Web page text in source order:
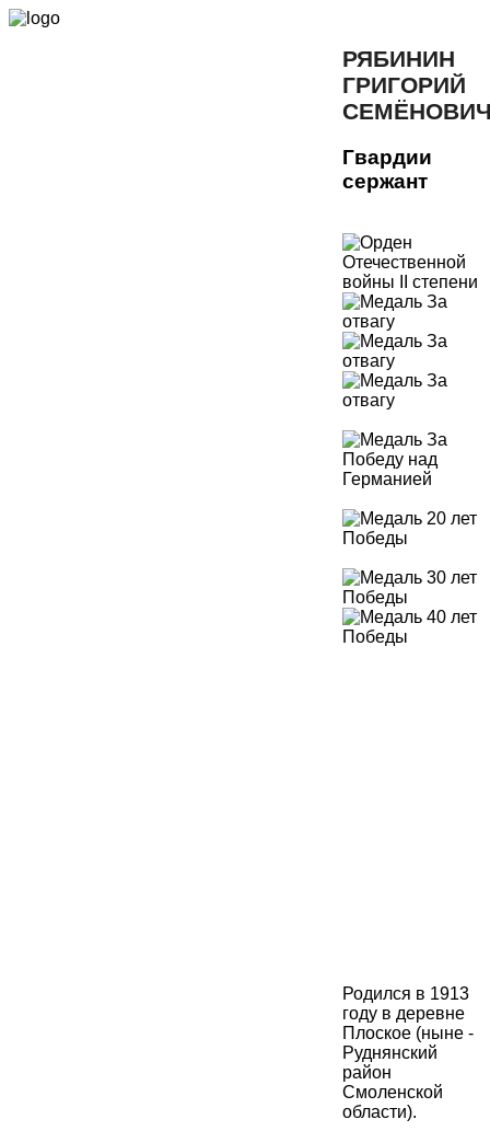
РЯБИНИН
ГРИГОРИЙ
Гвардии
сержант
Родился в 1913
году в деревне
Плоское (ныне -
Руднянский
район
Смоленской
области).